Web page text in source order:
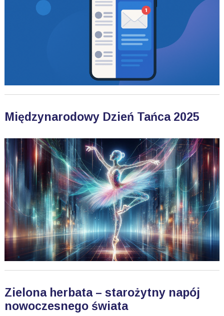
Międzynarodowy Dzień Tańca 2025
Zielona herbata – starożytny napój
nowoczesnego świata